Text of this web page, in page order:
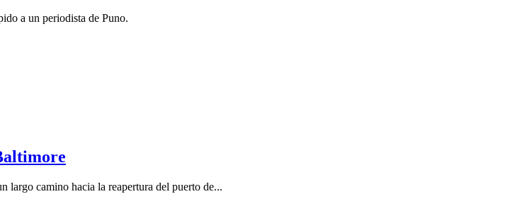
a un periodista de Puno.
largo camino hacia la reapertura del puerto de...